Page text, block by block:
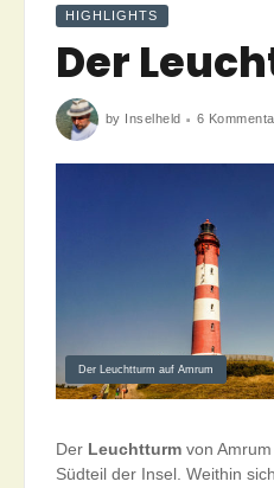
HIGHLIGHTS
Der
by Inselheld 6
Der Leuchtturm auf Amrum
Der Leuchtturmvon Amrum
Südteil der Insel. Weithin